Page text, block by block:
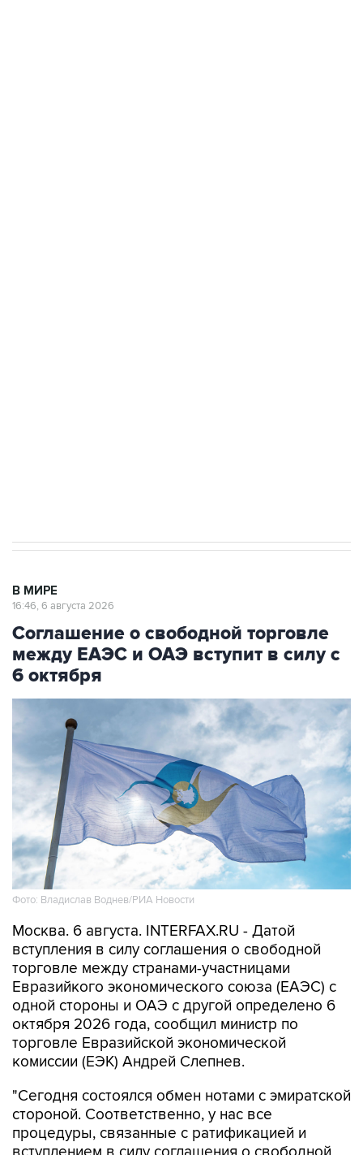
В МИРЕ
16:46, 6 августа 2026
Соглашение о свободной торговле
между ЕАЭС и ОАЭ вступит в силу с
6 октября
Фото: Владислав Воднев/РИА Новости
Москва. 6 августа. INTERFAX.RU - Датой
вступления в силу соглашения о свободной
торговле между странами-участницами
Евразийкого экономического союза (ЕАЭС) с
одной стороны и ОАЭ с другой определено 6
октября 2026 года, сообщил министр по
торговле Евразийской экономической
комиссии (ЕЭК) Андрей Слепнев.
"Сегодня состоялся обмен нотами с эмиратской
стороной. Соответственно, у нас все
процедуры, связанные с ратификацией и